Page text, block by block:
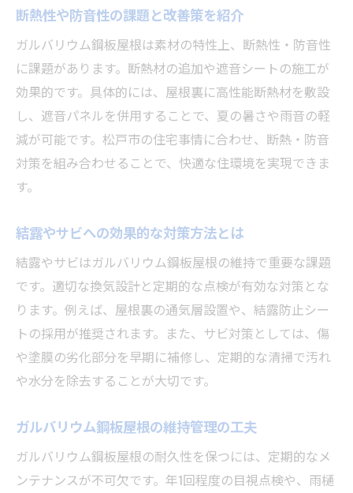
断熱性や防音性の課題と改善策を紹介
ガルバリウム鋼板屋根は素材の特性上、断熱性・防音性
に課題があります。断熱材の追加や遮音シートの施工が
効果的です。具体的には、屋根裏に高性能断熱材を敷設
し、遮音パネルを併用することで、夏の暑さや雨音の軽
減が可能です。松戸市の住宅事情に合わせ、断熱・防音
対策を組み合わせることで、快適な住環境を実現できま
す。
結露やサビへの効果的な対策方法とは
結露やサビはガルバリウム鋼板屋根の維持で重要な課題
です。適切な換気設計と定期的な点検が有効な対策とな
ります。例えば、屋根裏の通気層設置や、結露防止シー
トの採用が推奨されます。また、サビ対策としては、傷
や塗膜の劣化部分を早期に補修し、定期的な清掃で汚れ
や水分を除去することが大切です。
ガルバリウム鋼板屋根の維持管理の工夫
ガルバリウム鋼板屋根の耐久性を保つには、定期的なメ
ンテナンスが不可欠です。年1回程度の目視点検や、雨樋